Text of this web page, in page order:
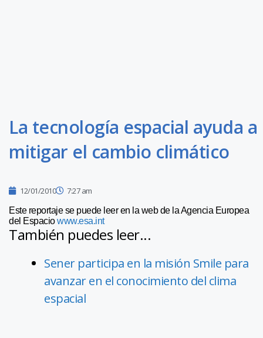
La tecnología espacial ayuda a
mitigar el cambio climático
12/01/2010 7:27 am
Este reportaje se puede leer en la web de la Agencia Europea
del Espaciowww.esa.int
También puedes leer...
Sener participa en la misión Smile para
avanzar en el conocimiento del clima
espacial